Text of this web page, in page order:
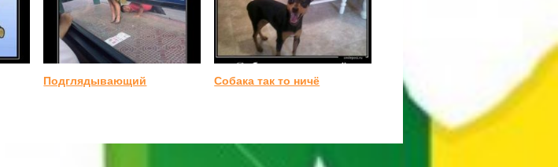
Подглядывающий Собака так то ничё